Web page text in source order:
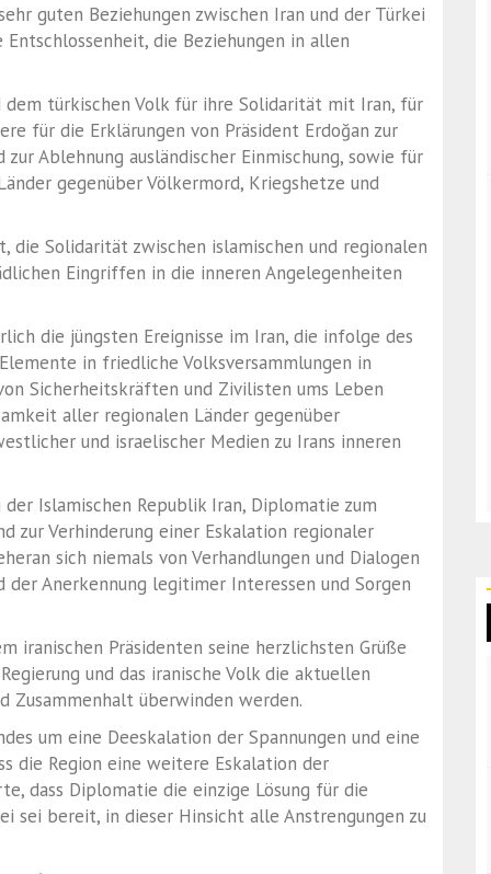
guten Beziehungen zwischen Iran und der Türkei
die Beziehungen in allen
türkischen Volk für ihre Solidarität mit Iran, für
für die Erklärungen von Präsident Erdoğan zur
Ablehnung ausländischer Einmischung, sowie für
gegenüber Völkermord, Kriegshetze und
Solidarität zwischen islamischen und regionalen
Eingriffen in die inneren Angelegenheiten
die jüngsten Ereignisse im Iran, die infolge des
in friedliche Volksversammlungen in
Sicherheitskräften und Zivilisten ums Leben
aller regionalen Länder gegenüber
und israelischer Medien zu Irans inneren
Islamischen Republik Iran, Diplomatie zum
zur Verhinderung einer Eskalation regionaler
sich niemals von Verhandlungen und Dialogen
Anerkennung legitimer Interessen und Sorgen
iranischen Präsidenten seine herzlichsten Grüße
und das iranische Volk die aktuellen
Zusammenhalt überwinden werden.
um eine Deeskalation der Spannungen und eine
die Region eine weitere Eskalation der
dass Diplomatie die einzige Lösung für die
sei bereit, in dieser Hinsicht alle Anstrengungen zu